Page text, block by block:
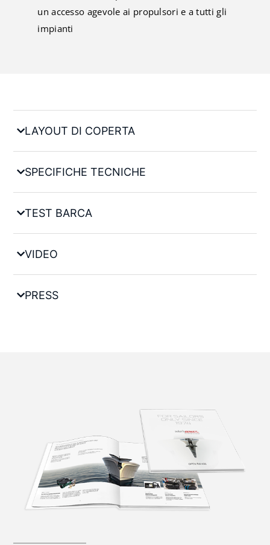
un accesso agevole ai propulsori e a tutti gli
impianti
LAYOUT DI COPERTA
SPECIFICHE TECNICHE
TEST BARCA
VIDEO
PRESS